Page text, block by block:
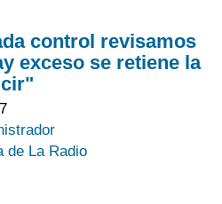
control revisamos
exceso se retiene la
de La Radio